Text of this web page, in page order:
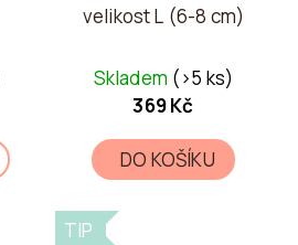
velikost L (6-8 cm)
Skladem (>5 ks)
369 Kč
DO KOŠÍKU
TIP